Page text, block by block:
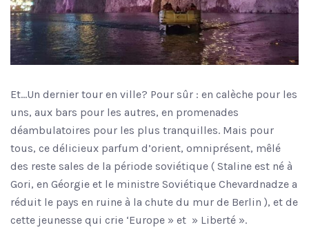
Et…Un dernier tour en ville? Pour sûr : en calèche pour les
uns, aux bars pour les autres, en promenades
déambulatoires pour les plus tranquilles. Mais pour
tous, ce délicieux parfum d’orient, omniprésent, mêlé
des reste sales de la période soviétique ( Staline est né à
Gori, en Géorgie et le ministre Soviétique Chevardnadze a
réduit le pays en ruine à la chute du mur de Berlin ), et de
cette jeunesse qui crie ‘Europe » et » Liberté ».